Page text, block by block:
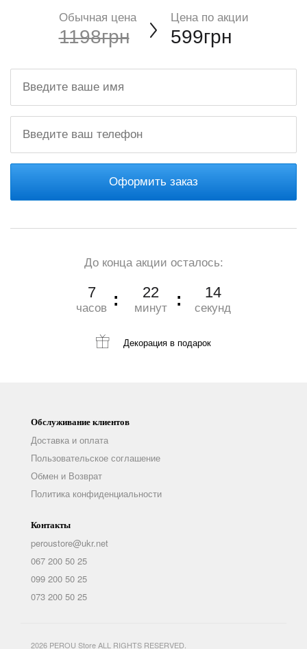
Обычная цена
1198грн
Цена по акции
599грн
Оформить заказ
До конца акции осталось:
7
часов
22
минут
12
секунд
Декорация в подарок
Обслуживание клиентов
Доставка и оплата
Пользовательское соглашение
Обмен и Возврат
Политика конфиденциальности
Контакты
peroustore@ukr.net
067 200 50 25
099 200 50 25
073 200 50 25
2026 PEROU Store ALL RIGHTS RESERVED.